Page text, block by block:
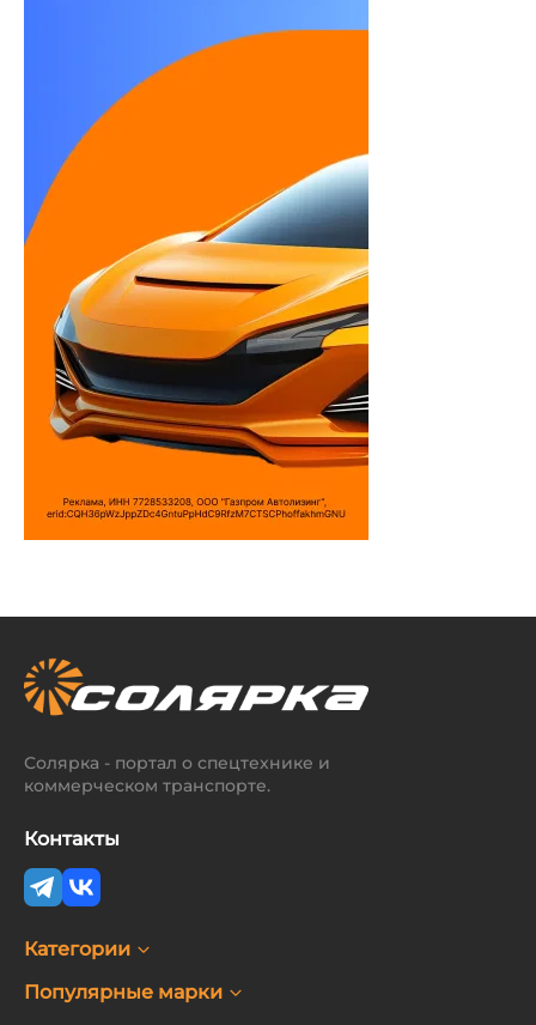
Солярка - портал о спецтехнике и
коммерческом транспорте.
Контакты
Категории
Популярные марки